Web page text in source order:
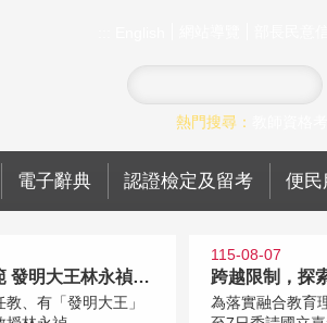
熱門搜尋：
電子辭典 認證檢定及留考 便民
教育家人物典範 發明大王林永禎教授
、有「發明大王」
115-08-07
為落實融合教育